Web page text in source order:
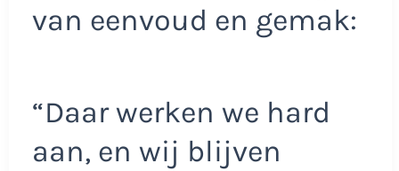
van eenvoud en gemak:
“Daar werken we hard
aan, en wij blijven